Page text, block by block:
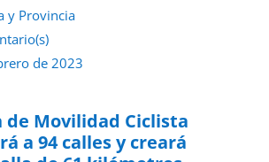
y Provincia
de 2023
de Movilidad Ciclista
a 94 calles y creará